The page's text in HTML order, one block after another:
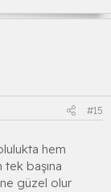
#15
hem
başına
güzel olur